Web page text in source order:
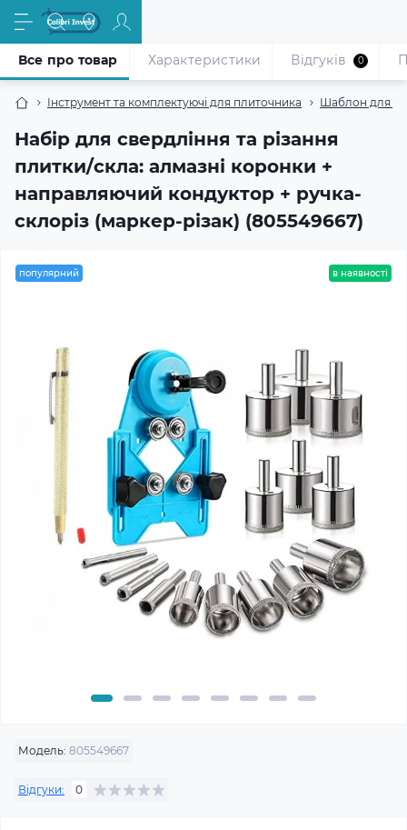
Інструмент та комплектуючі для плиточника Шаблон для
Набір для свердління та різання
плитки/скла: алмазні коронки +
направляючий кондуктор + ручка-
склоріз (маркер-різак) (805549667)
Все про товар Характеристики Відгуків 0
популярний в наявності
Модель: 805549667
Відгуки: 0